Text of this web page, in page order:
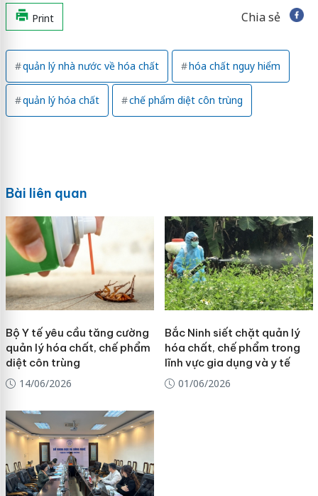
Print Chia sẻ
quản lý nhà nước về hóa chất hóa chất nguy hiểm
quản lý hóa chất chế phẩm diệt côn trùng
Bài liên quan
Bộ Y tế yêu cầu tăng cường
quản lý hóa chất, chế phẩm
diệt côn trùng
14/06/2026
Bắc Ninh siết chặt quản lý
hóa chất, chế phẩm trong
lĩnh vực gia dụng và y tế
01/06/2026